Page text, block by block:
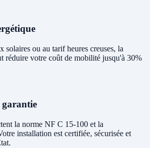
solaires ou au tarif heures creuses, la
réduire votre coût de mobilité jusqu'à 30%
la norme NF C 15-100 et la
installation est certifiée, sécurisée et